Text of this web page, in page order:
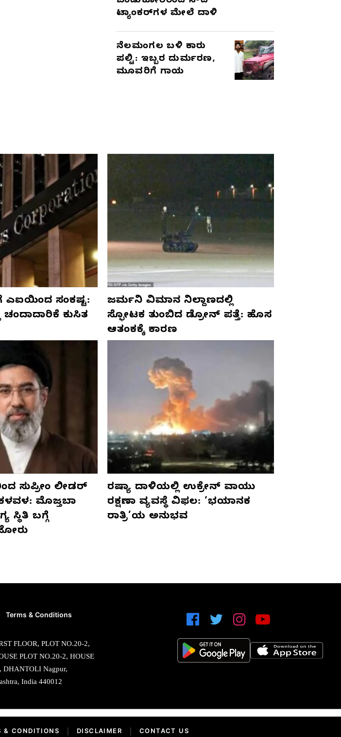
ಟ್ಯಾಂಕರ್‌ಗಳ ಮೇಲೆ ದಾಳಿ
ನೆಲಮಂಗಲ ಬಳಿ ಕಾರು
ಪಲ್ಟಿ: ಇಬ್ಬರ ದುರ್ಮರಣ,
ಮೂವರಿಗೆ ಗಾಯ
ಎಐಯಿಂದ ಸಂಕಷ್ಟ:
ಚಂದಾದಾರಿಕೆ ಕುಸಿತ
ಜರ್ಮನಿ ವಿಮಾನ ನಿಲ್ದಾಣದಲ್ಲಿ
ಸ್ಫೋಟಕ ತುಂಬಿದ ಡ್ರೋನ್ ಪತ್ತೆ: ಹೊಸ
ಆತಂಕಕ್ಕೆ ಕಾರಣ
ಸುಪ್ರೀಂ ಲೀಡರ್
ಮೊಜ್ತಬಾ
ಬಗ್ಗೆ
ರಷ್ಯಾ ದಾಳಿಯಲ್ಲಿ ಉಕ್ರೇನ್ ವಾಯು
ರಕ್ಷಣಾ ವ್ಯವಸ್ಥೆ ವಿಫಲ: ‘ಭಯಾನಕ
ರಾತ್ರಿ’ಯ ಅನುಭವ
Terms & Conditions
FLOOR, PLOT NO.20-2,
PLOT NO.20-2, HOUSE
DHANTOLI Nagpur,
India 440012
& CONDITIONS DISCLAIMER CONTACT US